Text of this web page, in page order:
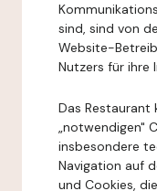
sind, sind von
Website-
Nutzers für ihre
Das Restaurant
„notwendigen"
insbesondere
Navigation auf
und Cookies,